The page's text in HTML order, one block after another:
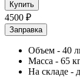
Купить
4500 ₽
Заправка
Объем - 40
Масса - 65
На складе -